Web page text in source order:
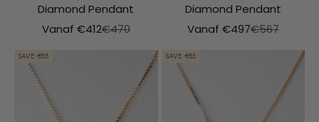
Diamond Pendant
Aanbiedingsprijs
Vanaf €412Normale prijs
€470
Diamond Pendant
Aanbiedingsprijs
Vanaf €497Normale prijs
€567
SAVE €85 SAVE €85